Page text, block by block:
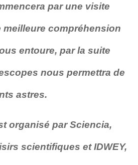
par une visite
meilleure compréhension
entoure, par la suite
nous permettra de
astres.
organisé par Sciencia,
scientifiques et IDWEY,